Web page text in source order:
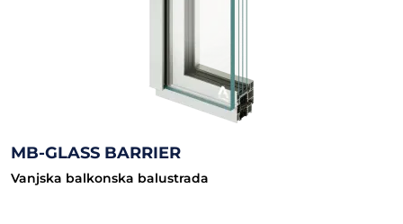
MB-GLASS BARRIER
Vanjska balkonska balustrada